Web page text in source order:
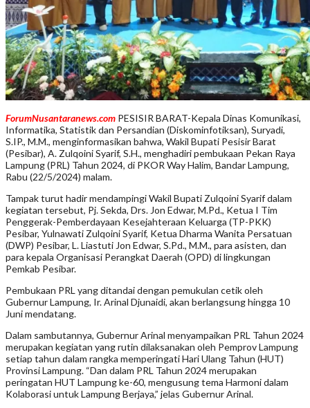
ForumNusantaranews.com PESISIR BARAT-Kepala Dinas Komunikasi,
Informatika, Statistik dan Persandian (Diskominfotiksan), Suryadi,
S.IP., M.M., menginformasikan bahwa, Wakil Bupati Pesisir Barat
(Pesibar), A. Zulqoini Syarif, S.H., menghadiri pembukaan Pekan Raya
Lampung (PRL) Tahun 2024, di PKOR Way Halim, Bandar Lampung,
Rabu (22/5/2024) malam.
Tampak turut hadir mendampingi Wakil Bupati Zulqoini Syarif dalam
kegiatan tersebut, Pj. Sekda, Drs. Jon Edwar, M.Pd., Ketua I Tim
Penggerak-Pemberdayaan Kesejahteraan Keluarga (TP-PKK)
Pesibar, Yulnawati Zulqoini Syarif, Ketua Dharma Wanita Persatuan
(DWP) Pesibar, L. Liastuti Jon Edwar, S.Pd., M.M., para asisten, dan
para kepala Organisasi Perangkat Daerah (OPD) di lingkungan
Pemkab Pesibar.
Pembukaan PRL yang ditandai dengan pemukulan cetik oleh
Gubernur Lampung, Ir. Arinal Djunaidi, akan berlangsung hingga 10
Juni mendatang.
Dalam sambutannya, Gubernur Arinal menyampaikan PRL Tahun 2024
merupakan kegiatan yang rutin dilaksanakan oleh Pemprov Lampung
setiap tahun dalam rangka memperingati Hari Ulang Tahun (HUT)
Provinsi Lampung. “Dan dalam PRL Tahun 2024 merupakan
peringatan HUT Lampung ke-60, mengusung tema Harmoni dalam
Kolaborasi untuk Lampung Berjaya,” jelas Gubernur Arinal.